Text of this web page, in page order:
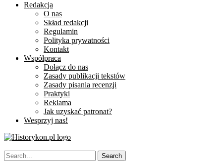
Redakcja
O nas
Skład redakcji
Regulamin
Polityka prywatności
Kontakt
Współpraca
Dołącz do nas
Zasady publikacji tekstów
Zasady pisania recenzji
Praktyki
Reklama
Jak uzyskać patronat?
Wesprzyj nas!